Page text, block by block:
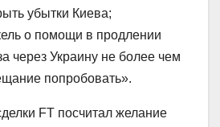
убытки Киева;
о помощи в продлении
через Украину не более чем
попробовать».
FT посчитал желание